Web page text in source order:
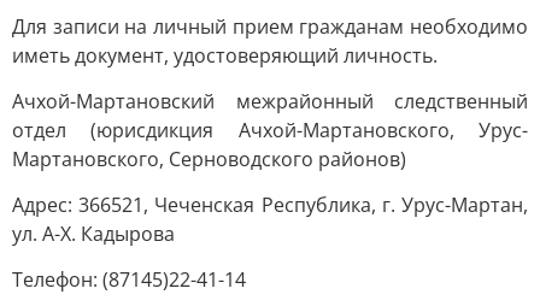
Для записи на личный прием гражданам необходимо
иметь документ, удостоверяющий личность.
Ачхой-Мартановский межрайонный следственный
отдел (юрисдикция Ачхой-Мартановского, Урус-
Мартановского, Серноводского районов)
Адрес: 366521, Чеченская Республика, г. Урус-Мартан,
ул. А-Х. Кадырова
Телефон: (87145)22-41-14